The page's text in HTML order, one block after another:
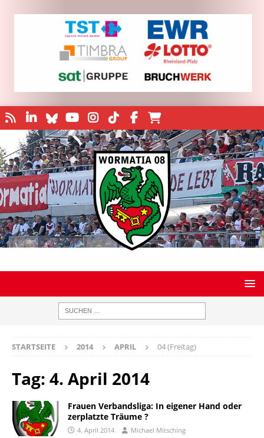
STARTSEITE 2014 APRIL 04 (Freitag)
Tag: 4. April 2014
Frauen Verbandsliga: In eigener Hand oder
zerplatzte Träume ?
4. April 2014 Michael Mitsching